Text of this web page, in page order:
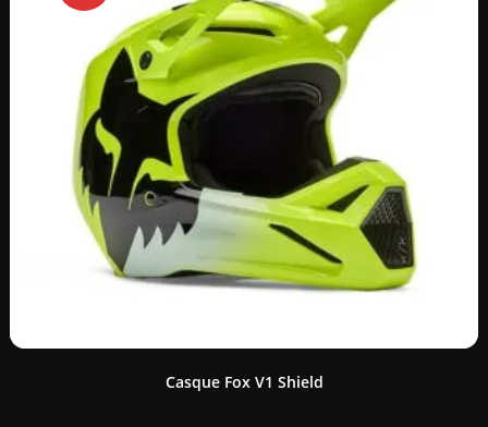
Casque Fox V1 Shield